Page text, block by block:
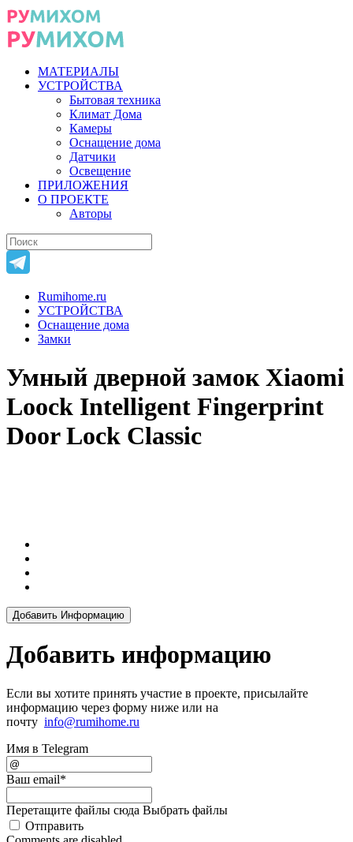
МАТЕРИАЛЫ
УСТРОЙСТВА
Бытовая техника
Климат Дома
Камеры
Оснащение дома
Датчики
Освещение
ПРИЛОЖЕНИЯ
О ПРОЕКТЕ
Авторы
Rumihome.ru
УСТРОЙСТВА
Оснащение дома
Замки
Умный дверной замок Xiaomi
Loock Intelligent Fingerprint
Door Lock Classic
Добавить Информацию
Добавить информацию
Если вы хотите принять участие в проекте, присылайте
информацию через форму ниже или на
почту info@rumihome.ru
Имя в Telegram
Ваш email*
Перетащите файлы сюда Выбрать файлы
Отправить